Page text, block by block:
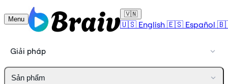
Menu
🇻🇳
🇺🇸 English 🇪🇸 Español
Giải pháp
Sản phẩm